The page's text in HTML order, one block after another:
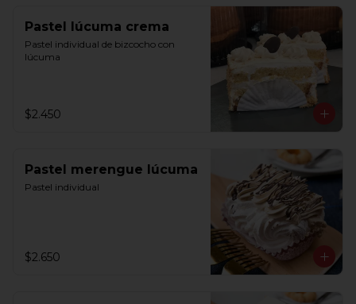
Pastel lúcuma crema
Pastel individual de bizcocho con
lúcuma
$2.450
Pastel merengue lúcuma
Pastel individual
$2.650